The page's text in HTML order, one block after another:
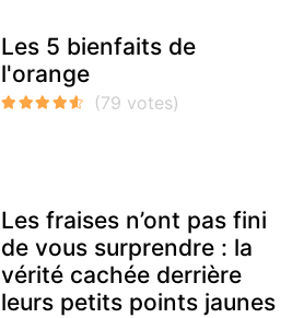
Les 5 bienfaits de
l'orange
Les fraises n’ont pas fini
de vous surprendre : la
vérité cachée derrière
leurs petits points jaunes